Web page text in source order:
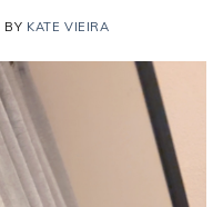
BY KATE VIEIRA